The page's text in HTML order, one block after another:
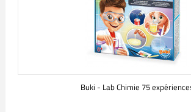
Buki - Lab Chimie 75